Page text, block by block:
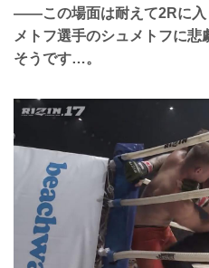
――この場面は耐えて2Rに入
メトフ選手のシュメトフに
そうです…。